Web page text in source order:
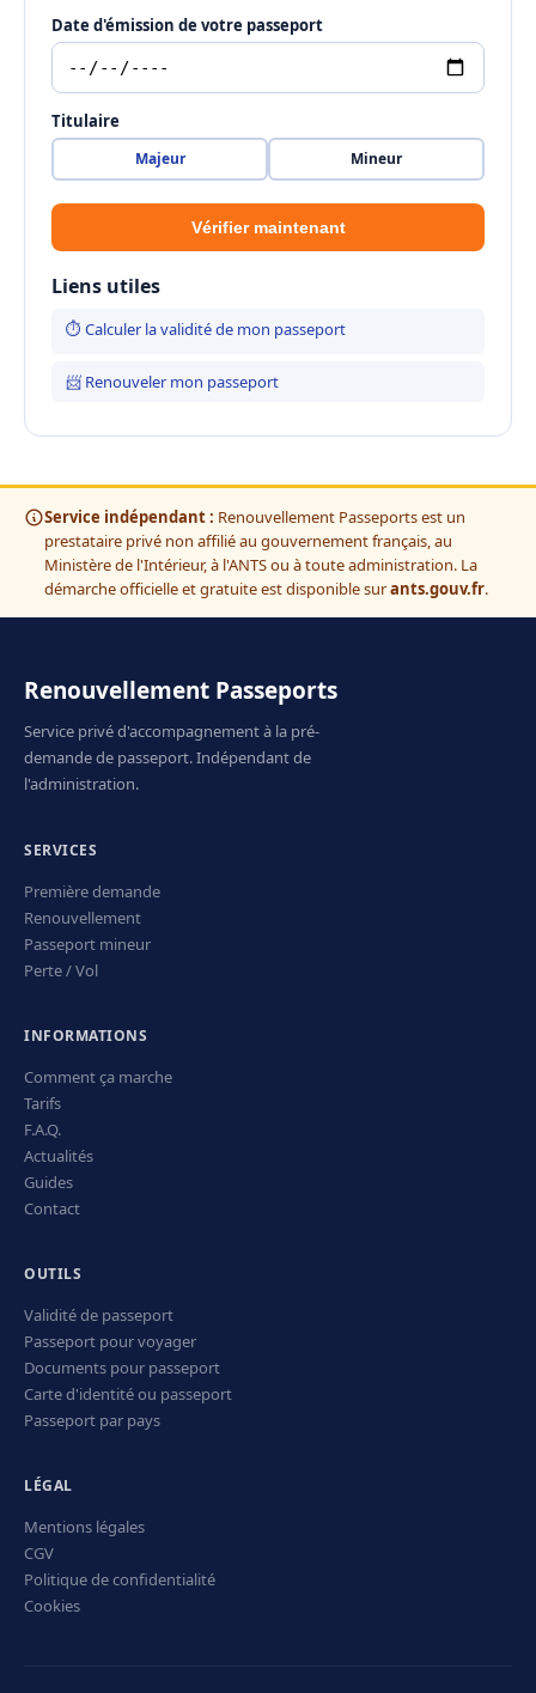
Date d'émission de votre passeport
Titulaire
Majeur Mineur
Vérifier maintenant
Liens utiles
⏱ Calculer la validité de mon passeport
📨 Renouveler mon passeport
Service indépendant : Renouvellement Passeports est un
prestataire privé non affilié au gouvernement français, au
Ministère de l'Intérieur, à l'ANTS ou à toute administration. La
démarche officielle et gratuite est disponible surants.gouv.fr.
Renouvellement Passeports
Service privé d'accompagnement à la pré-
demande de passeport. Indépendant de
l'administration.
SERVICES
Première demande
Renouvellement
Passeport mineur
Perte / Vol
INFORMATIONS
Comment ça marche
Tarifs
F.A.Q.
Actualités
Guides
Contact
OUTILS
Validité de passeport
Passeport pour voyager
Documents pour passeport
Carte d'identité ou passeport
Passeport par pays
LÉGAL
Mentions légales
CGV
Politique de confidentialité
Cookies